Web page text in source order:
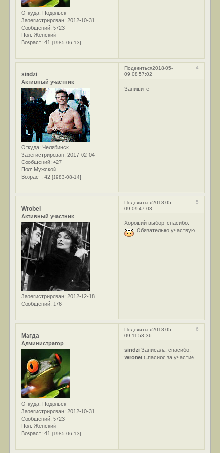
Откуда: Подольск
Зарегистрирован: 2012-10-31
Сообщений: 5723
Пол: Женский
Возраст: 41[1985-06-13]
Поделиться 4
2018-05-
09 08:57:02
sindzi
Активный участник
Откуда: Челябинск
Зарегистрирован: 2017-02-04
Сообщений: 427
Пол: Мужской
Возраст: 42[1983-08-14]
Запишите
Поделиться 5
2018-05-
09 09:47:03
Wrobel
Активный участник
Зарегистрирован: 2012-12-18
Сообщений: 176
Хороший выбор, спасибо.
Обязательно участвую.
Поделиться 6
2018-05-
09 11:53:36
Магда
Администратор
Откуда: Подольск
Зарегистрирован: 2012-10-31
Сообщений: 5723
Пол: Женский
Возраст: 41[1985-06-13]
sindzi Записала, спасибо.
Wrobel Спасибо за участие.